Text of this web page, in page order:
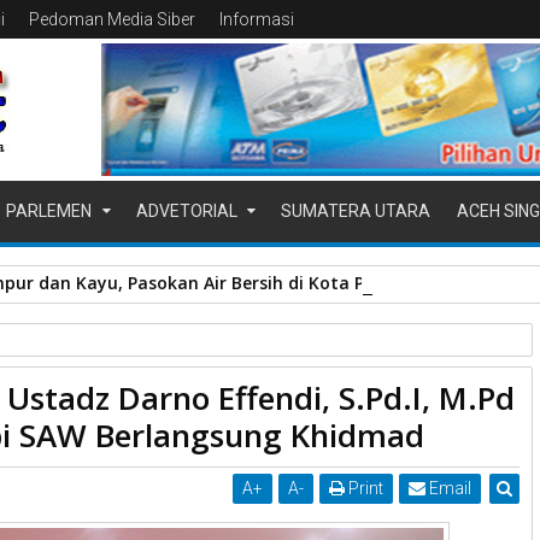
Pedoman Media Siber Informasi
PARLEMEN ADVETORIAL SUMATERA UTARA ACEH
dan Kayu, Pasokan Air Bersih di Kota Padang Terganggu
Memperingati Maulid Nabi SAW
Peringatan Maulid Nabi SAW Berlangsung Khidmad
Darno Effendi, S.Pd.I, M.Pd
Berlangsung Khidmad
A+ A- Print Email